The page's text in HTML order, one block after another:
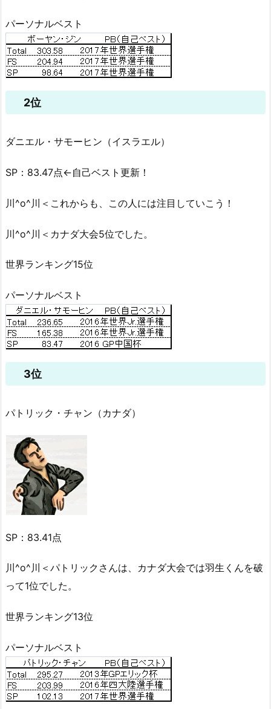
パーソナルベスト
2位
ダニエル・サモーヒン（イスラエル）
SP：83.47点←自己ベスト更新！
川^o^川＜これからも、この人には注目していこう！
川^o^川＜カナダ大会5位でした。
世界ランキング15位
パーソナルベスト
3位
パトリック・チャン（カナダ）
SP：83.41点
川^o^川＜パトリックさんは、カナダ大会では羽生くんを破
って1位でした。
世界ランキング13位
パーソナルベスト